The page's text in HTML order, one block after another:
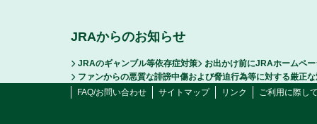
JRAからのお知らせ
JRAのギャンブル等依存症対策
お出かけ前にJRAホームペ
ファンからの悪質な誹謗中傷および脅迫行為等に対する厳正
FAQ/お問い合わせ
サイトマップ リンク ご利用に際し